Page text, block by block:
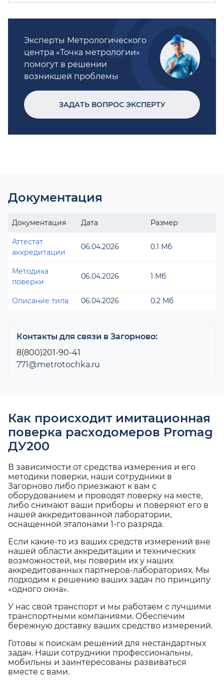
Эксперты Метрологического
центра «Точка метрологии»
помогут в решении
возникшей проблемы
ЗАДАТЬ ВОПРОС ЭКСПЕРТУ
Документация
Документация Дата Размер
Аттестат
аккредитации
06.04.2026 0.1 Мб
Методика
поверки
06.04.2026 1 Мб
Описание типа 06.04.2026 0.2 Мб
Контакты для связи в Загорново:
8(800)201-90-41
771@metrotochka.ru
Как происходит имитационная
поверка расходомеров Promag
ДУ200
В зависимости от средства измерения и его
методики поверки, наши сотрудники в
Загорново либо приезжают к вам с
оборудованием и проводят поверку на месте,
либо снимают ваши приборы и поверяют его в
нашей аккредитованной лаборатории,
оснащенной эталонами 1-го разряда.
Если какие-то из ваших средств измерений вне
нашей области аккредитации и технических
возможностей, мы поверим их у наших
аккредитованных партнеров-лабораториях. Мы
подходим к решению ваших задач по принципу
«одного окна».
У нас свой транспорт и мы работаем с лучшими
транспортными компаниями. Обеспечим
бережную доставку ваших средство измерений.
Готовы к поискам решений для нестандартных
задач. Наши сотрудники профессиональны,
мобильны и заинтересованы развиваться
вместе с вами.